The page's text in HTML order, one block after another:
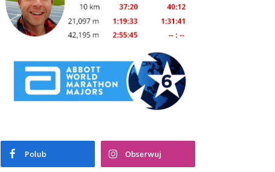
Polub Obserwuj